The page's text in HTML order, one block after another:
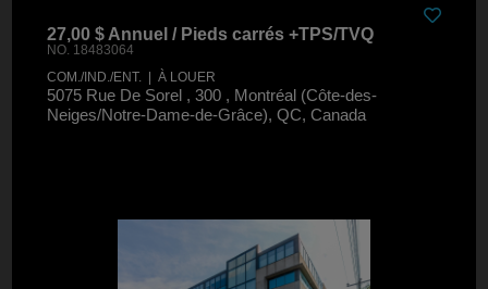
27,00 $ Annuel / Pieds carrés +TPS/TVQ
NO. 18483064
COM./IND./ENT. | À LOUER
5075 Rue De Sorel , 300 , Montréal (Côte-des-
Neiges/Notre-Dame-de-Grâce), QC, Canada